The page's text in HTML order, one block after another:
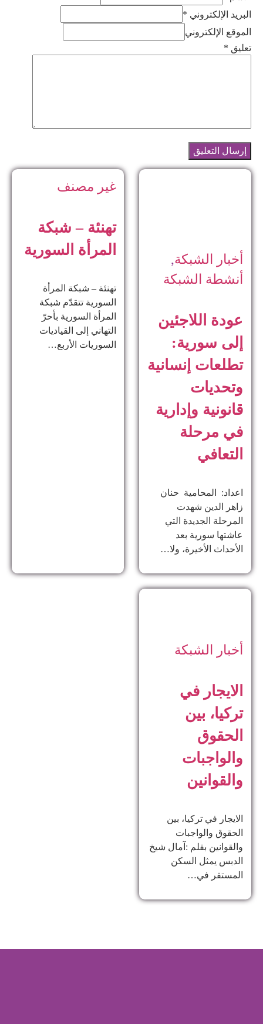
البريد الإلكتروني *
الموقع الإلكتروني
تعليق *
أخبار الشبكة,
أنشطة الشبكة
عودة اللاجئين
إلى سورية:
تطلعات إنسانية
وتحديات
قانونية وإدارية
في مرحلة
التعافي
اعداد: المحامية حنان
زاهر الدين ​شهدت
المرحلة الجديدة التي
عاشتها سورية بعد
الأحداث الأخيرة، ولا…
غير مصنف
تهنئة – شبكة
المرأة السورية
تهنئة – شبكة المرأة
السورية تتقدّم شبكة
المرأة السورية بأحرّ
التهاني إلى القياديات
السوريات الأربع…
أخبار الشبكة
الايجار في
تركيا، بين
الحقوق
والواجبات
والقوانين
الايجار في تركيا، بين
الحقوق والواجبات
والقوانين بقلم :آمال شيخ
الدبس يمثل السكن
المستقر في…